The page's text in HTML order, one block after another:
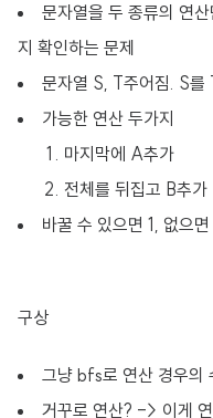
문자열을 두 종류의 연
지 확인하는 문제
문자열 S, T주어짐. S를
가능한 연산 두가지
마지막에 A추가
전체를 뒤집고 B추가
바꿀 수 있으면 1, 없으
구상
그냥 bfs로 연산 경우의
거꾸로 연산? -> 이게